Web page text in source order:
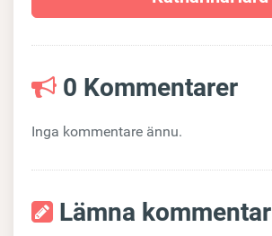
0 Kommentarer
Inga kommentare ännu.
Lämna kommentar